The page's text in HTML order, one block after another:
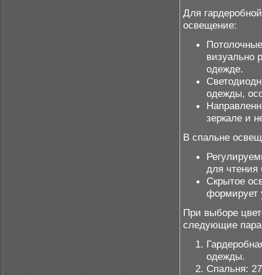
Для
освещение:
визуально
одежде.
одежды,
зеркале и
В спальне
для чтения
Скрытое
формирует
При выборе
следующие
одежды.
Спальня: